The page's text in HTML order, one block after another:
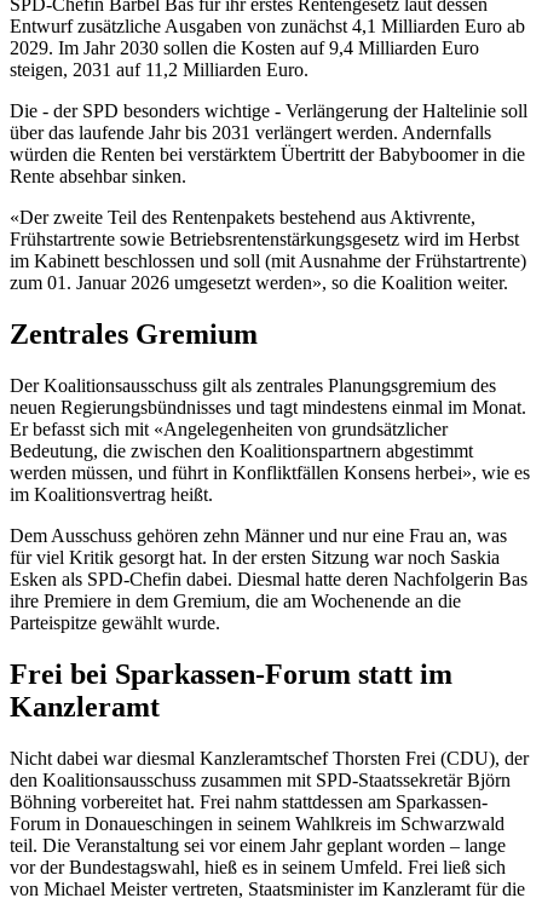
SPD-Chefin Bärbel Bas für ihr erstes Rentengesetz laut dessen
Entwurf zusätzliche Ausgaben von zunächst 4,1 Milliarden Euro ab
2029. Im Jahr 2030 sollen die Kosten auf 9,4 Milliarden Euro
steigen, 2031 auf 11,2 Milliarden Euro.
Die - der SPD besonders wichtige - Verlängerung der Haltelinie soll
über das laufende Jahr bis 2031 verlängert werden. Andernfalls
würden die Renten bei verstärktem Übertritt der Babyboomer in die
Rente absehbar sinken.
«Der zweite Teil des Rentenpakets bestehend aus Aktivrente,
Frühstartrente sowie Betriebsrentenstärkungsgesetz wird im Herbst
im Kabinett beschlossen und soll (mit Ausnahme der Frühstartrente)
zum 01. Januar 2026 umgesetzt werden», so die Koalition weiter.
Zentrales Gremium
Der Koalitionsausschuss gilt als zentrales Planungsgremium des
neuen Regierungsbündnisses und tagt mindestens einmal im Monat.
Er befasst sich mit «Angelegenheiten von grundsätzlicher
Bedeutung, die zwischen den Koalitionspartnern abgestimmt
werden müssen, und führt in Konfliktfällen Konsens herbei», wie es
im Koalitionsvertrag heißt.
Dem Ausschuss gehören zehn Männer und nur eine Frau an, was
für viel Kritik gesorgt hat. In der ersten Sitzung war noch Saskia
Esken als SPD-Chefin dabei. Diesmal hatte deren Nachfolgerin Bas
ihre Premiere in dem Gremium, die am Wochenende an die
Parteispitze gewählt wurde.
Frei bei Sparkassen-Forum statt im
Kanzleramt
Nicht dabei war diesmal Kanzleramtschef Thorsten Frei (CDU), der
den Koalitionsausschuss zusammen mit SPD-Staatssekretär Björn
Böhning vorbereitet hat. Frei nahm stattdessen am Sparkassen-
Forum in Donaueschingen in seinem Wahlkreis im Schwarzwald
teil. Die Veranstaltung sei vor einem Jahr geplant worden – lange
vor der Bundestagswahl, hieß es in seinem Umfeld. Frei ließ sich
von Michael Meister vertreten, Staatsminister im Kanzleramt für die